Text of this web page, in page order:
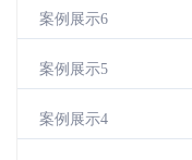
案例展示6
案例展示5
案例展示4